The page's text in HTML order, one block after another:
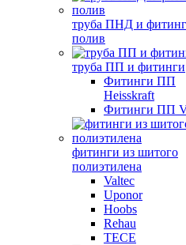
труба ПНД и
полив
труба ПП и фитинги
Фитинги ПП
Heisskraft
Фитинги ПП
фитинги из шитого
полиэтилена
Valtec
Uponor
Hoobs
Rehau
TECE